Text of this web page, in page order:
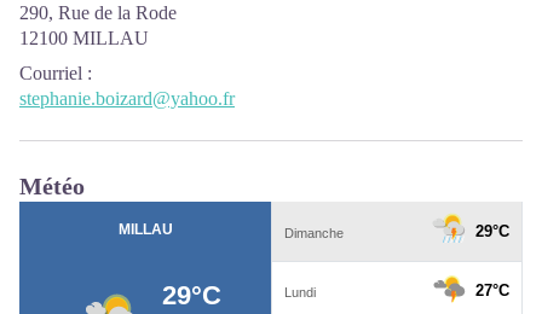
290, Rue de la Rode
12100 MILLAU
Courriel :
stephanie.boizard@yahoo.fr
Météo